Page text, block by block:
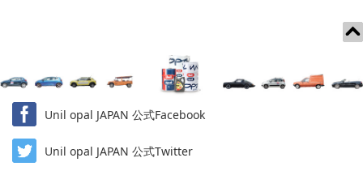
Unil opal JAPAN 公式Facebook
Unil opal JAPAN 公式Twitter